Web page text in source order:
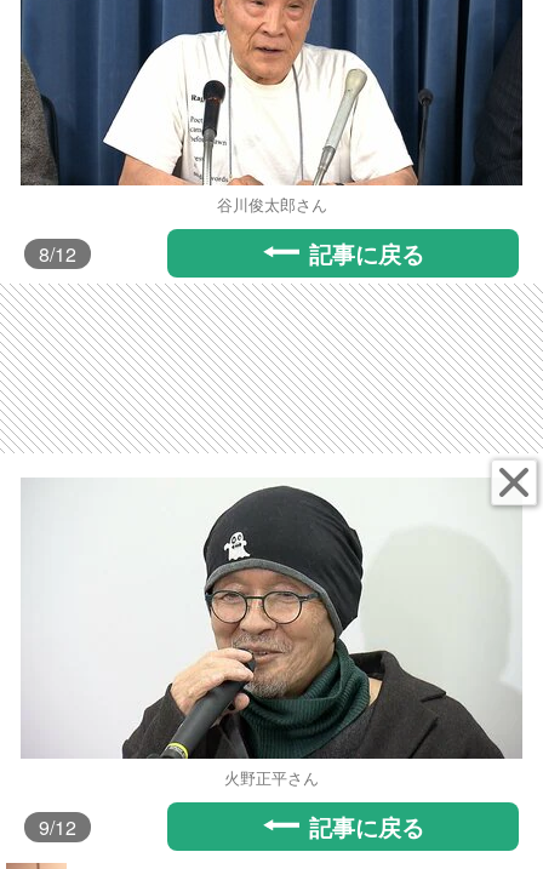
谷川俊太郎さん
8/12 記事に戻る
火野正平さん
9/12 記事に戻る